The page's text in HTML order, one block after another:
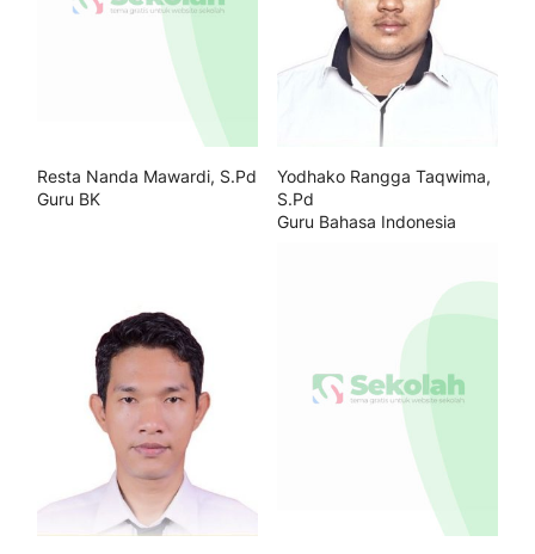
Resta Nanda Mawardi, S.Pd
Guru BK
Yodhako Rangga Taqwima,
S.Pd
Guru Bahasa Indonesia